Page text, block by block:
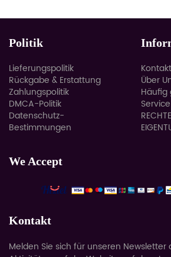
Politik
Lieferungspolitik
Rückgabe & Erstattung
Zahlungspolitik
DMCA-Politik
Datenschutz-
Bestimmungen
Über
Häufig
We Accept
Kontakt
Melden Sie sich für unseren Newsletter